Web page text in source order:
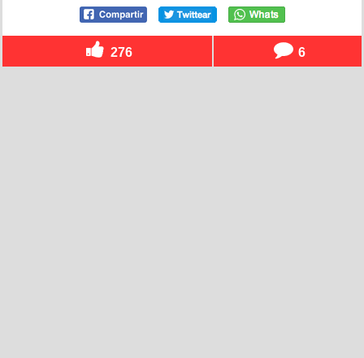
276 6